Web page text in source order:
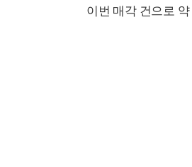
이번 매각 건으로